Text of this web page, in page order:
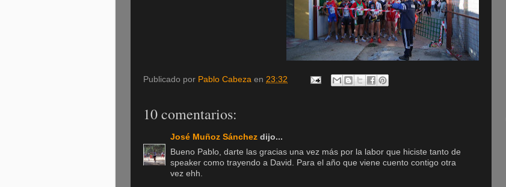
Publicado por Pablo Cabeza en 23:32
10 comentarios:
José Muñoz Sánchez dijo...
Bueno Pablo, darte las gracias una vez más por la labor que hiciste tanto de
speaker como trayendo a David. Para el año que viene cuento contigo otra
vez ehh.